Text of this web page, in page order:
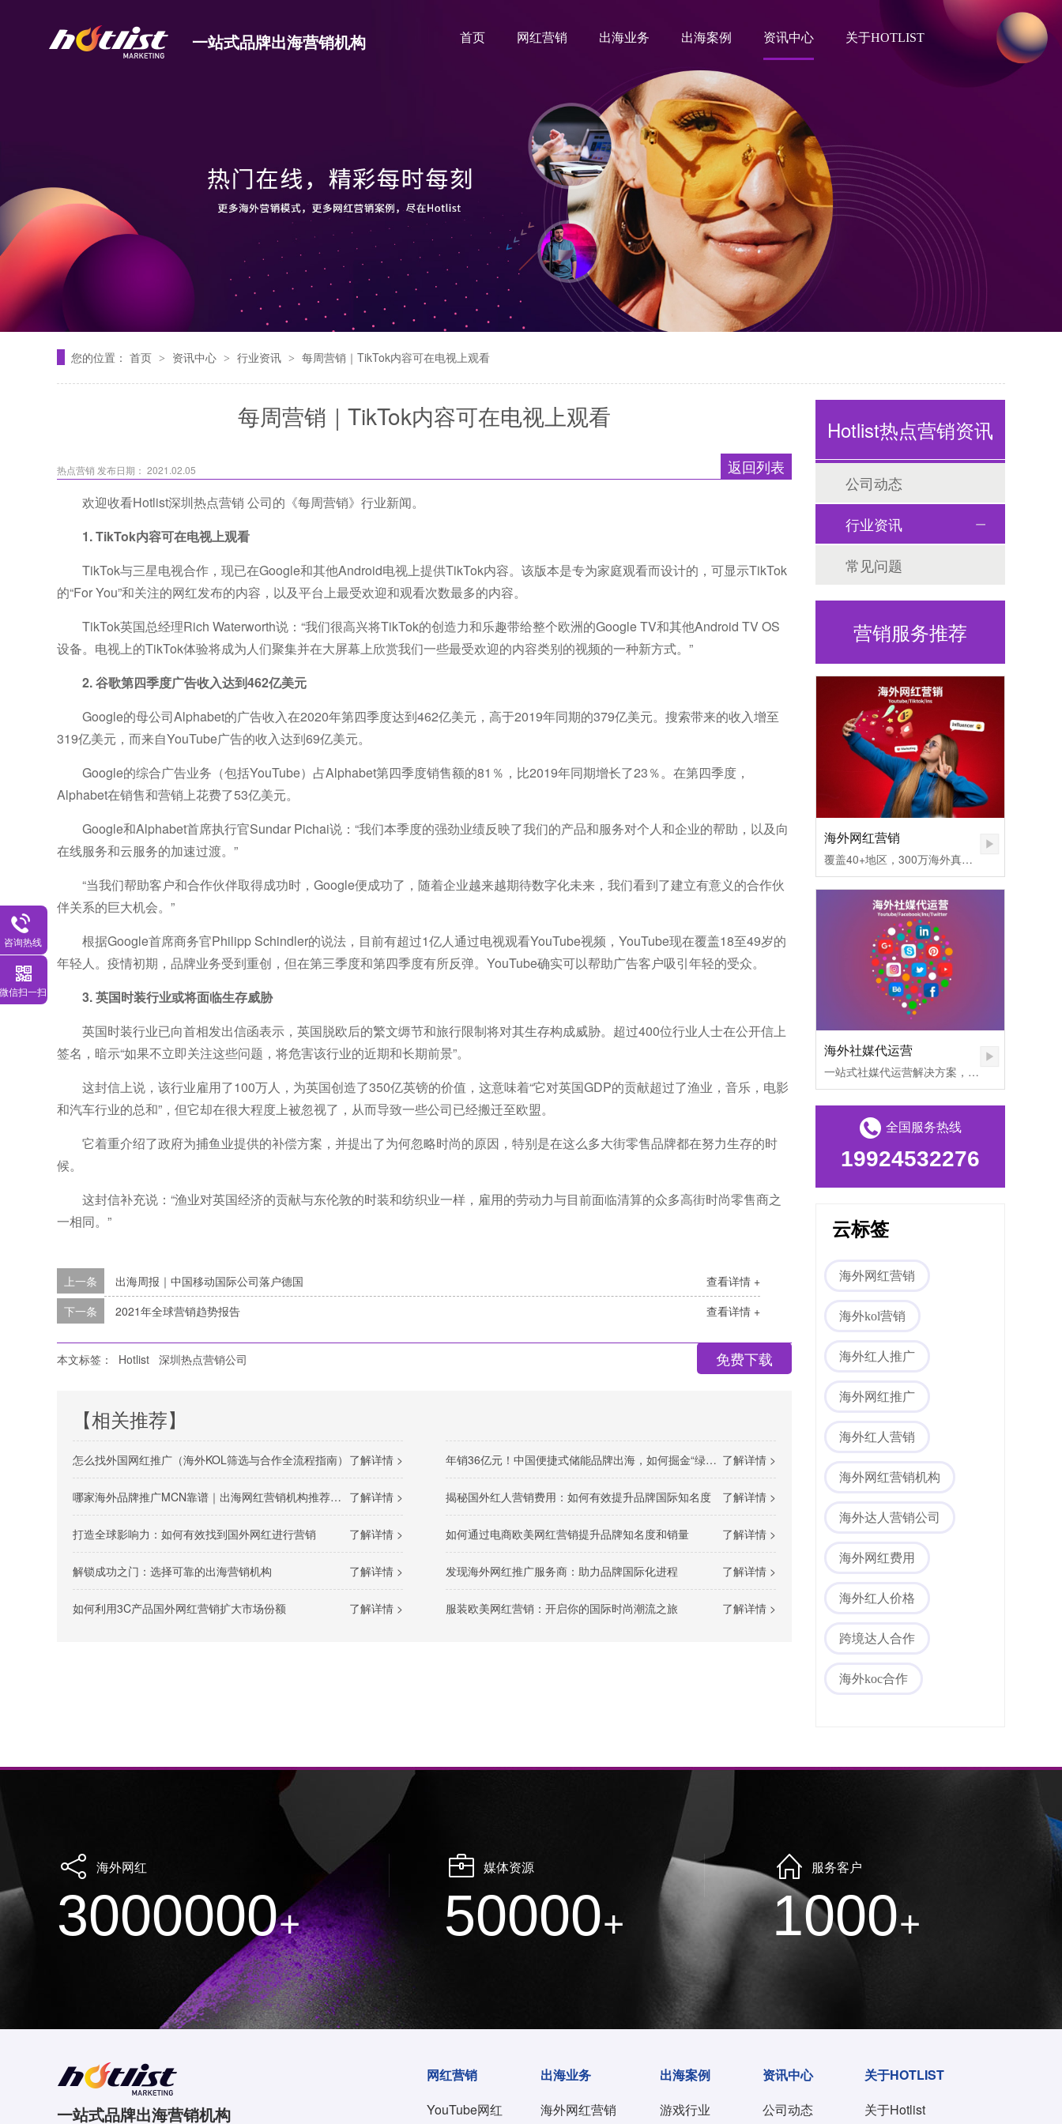
一站式品牌出海营销机构 首页 网红营销 出海业务 出海案例 资讯中心 关于HOTLIST
您的位置： 首页 > 资讯中心 > 行业资讯 > 每周营销｜TikTok内容可在电视上观看
每周营销｜TikTok内容可在电视上观看
返回列表
热点营销 发布日期： 2021.02.05
欢迎收看Hotlist深圳热点营销 公司的《每周营销》行业新闻。
1.TikTok内容可在电视上观看
TikTok与三星电视合作，现已在Google和其他Android电视上提供TikTok内容。该版本是专为家庭观看而设计的，可显示TikTok
的“For You”和关注的网红发布的内容，以及平台上最受欢迎和观看次数最多的内容。
TikTok英国总经理Rich Waterworth说：“我们很高兴将TikTok的创造力和乐趣带给整个欧洲的Google TV和其他Android TV OS
设备。 电视上的TikTok体验将成为人们聚集并在大屏幕上欣赏我们一些最受欢迎的内容类别的视频的一种新方式。”
2. 谷歌第四季度广告收入达到462亿美元
Google的母公司Alphabet的广告收入在2020年第四季度达到462亿美元，高于2019年同期的379亿美元。搜索带来的收入增至
319亿美元，而来自YouTube广告的收入达到69亿美元。
Google的综合广告业务（包括YouTube）占Alphabet第四季度销售额的81％，比2019年同期增长了23％。 在第四季度，
Alphabet在销售和营销上花费了53亿美元。
Google和Alphabet首席执行官Sundar Pichai说：“我们本季度的强劲业绩反映了我们的产品和服务对个人和企业的帮助，以及向
在线服务和云服务的加速过渡。”
“当我们帮助客户和合作伙伴取得成功时，Google便成功了，随着企业越来越期待数字化未来，我们看到了建立有意义的合作伙
伴关系的巨大机会。”
根据Google首席商务官Philipp Schindler的说法，目前有超过1亿人通过电视观看YouTube视频，YouTube现在覆盖18至49岁的
年轻人。疫情初期，品牌业务受到重创，但在第三季度和第四季度有所反弹。YouTube确实可以帮助广告客户吸引年轻的受众。
3. 英国时装行业或将面临生存威胁
英国时装行业已向首相发出信函表示，英国脱欧后的繁文缛节和旅行限制将对其生存构成威胁。超过400位行业人士在公开信上
签名，暗示“如果不立即关注这些问题，将危害该行业的近期和长期前景”。
这封信上说，该行业雇用了100万人，为英国创造了350亿英镑的价值，这意味着“它对英国GDP的贡献超过了渔业，音乐，电影
和汽车行业的总和”，但它却在很大程度上被忽视了，从而导致一些公司已经搬迁至欧盟。
它着重介绍了政府为捕鱼业提供的补偿方案，并提出了为何忽略时尚的原因，特别是在这么多大街零售品牌都在努力生存的时
候。
这封信补充说：“渔业对英国经济的贡献与东伦敦的时装和纺织业一样，雇用的劳动力与目前面临清算的众多高街时尚零售商之
一相同。”
查看详情 +
上一条
出海周报｜中国移动国际公司落户德国
查看详情 +
下一条 2021年全球营销趋势报告
免费下载
本文标签： Hotlist 深圳热点营销公司
【相关推荐】
了解详情 >
怎么找外国网红推广（海外KOL筛选与合作全流程指南） 了解详情 >
年销36亿元！中国便捷式储能品牌出海，如何掘金“绿色经济”新风口
了解详情 >
哪家海外品牌推广MCN靠谱｜出海网红营销机构推荐指南 了解详情 >
揭秘国外红人营销费用：如何有效提升品牌国际知名度
了解详情 >
打造全球影响力：如何有效找到国外网红进行营销 了解详情 >
如何通过电商欧美网红营销提升品牌知名度和销量
了解详情 >
解锁成功之门：选择可靠的出海营销机构 了解详情 >
发现海外网红推广服务商：助力品牌国际化进程
了解详情 >
如何利用3C产品国外网红营销扩大市场份额 了解详情 >
服装欧美网红营销：开启你的国际时尚潮流之旅
Hotlist热点营销资讯
公司动态
行业资讯
常见问题
营销服务推荐
海外网红营销
覆盖40+地区，300万海外真实网红匹配，不同社媒平台发布内容矩阵，快速提高品牌认知度。1.无需百万粉丝，也可让您的品牌和产品一夜爆红
海外社媒代运营
一站式社媒代运营解决方案，帮助出海企业打破文化壁垒，提升海外私域流量。
全国服务热线
19924532276
云标签
海外网红营销
海外kol营销
海外红人推广
海外网红推广
海外红人营销
海外网红营销机构
海外达人营销公司
海外网红费用
海外红人价格
跨境达人合作
海外koc合作
海外网红
3000000+
媒体资源
50000+
服务客户
1000+
一站式品牌出海营销机构
网红营销
YouTube网红
出海业务
海外网红营销
出海案例
游戏行业
资讯中心
公司动态
关于HOTLIST
关于Hotlist
咨询热线
微信扫一扫